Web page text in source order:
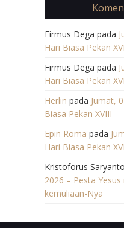
Firmus Dega pada
Hari Biasa Pekan
Firmus Dega pada
Hari Biasa Pekan
Herlin pada Jumat,
Biasa Pekan XVIII
Epin Roma pada
Hari Biasa Pekan
Kristoforus Saryanto
2026 – Pesta
kemuliaan-Nya